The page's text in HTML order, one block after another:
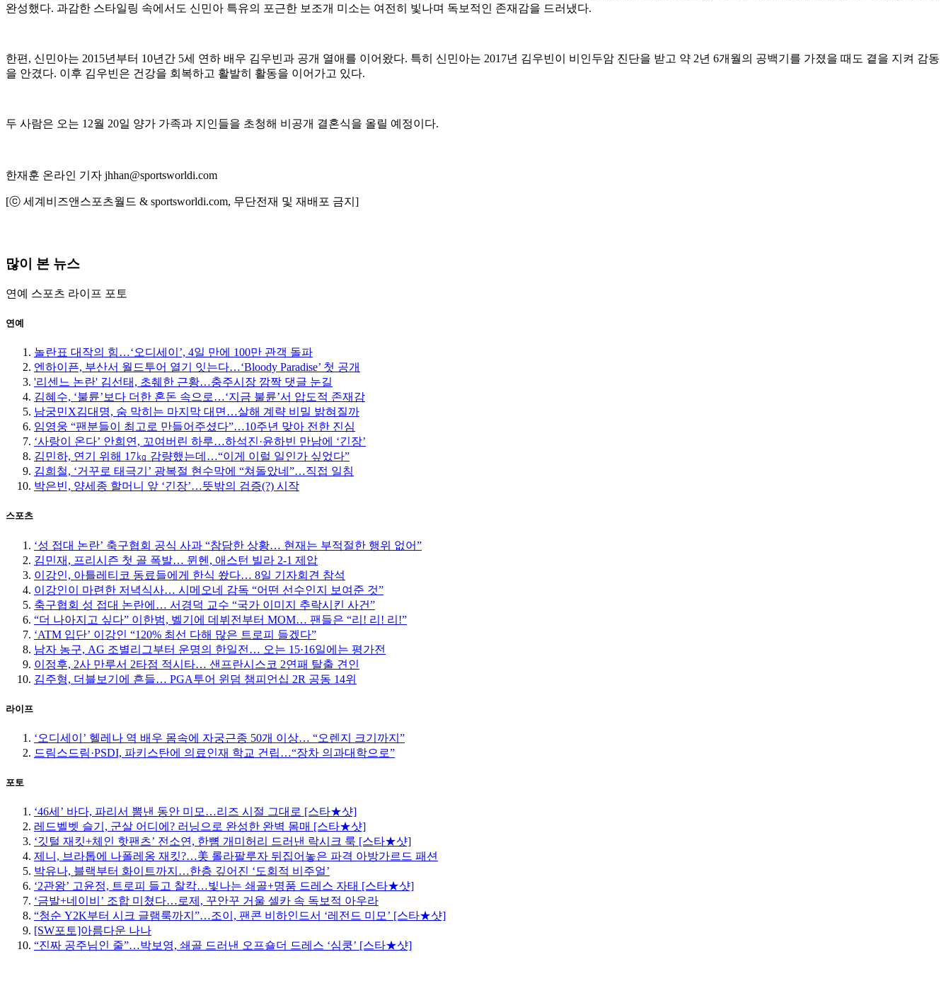
완성했다. 과감한 스타일링 속에서도 신민아 특유의 포근한 보조개 미소는 여전히 빛나며 독보적인 존재감을 드러냈다.
한편, 신민아는 2015년부터 10년간 5세 연하 배우 김우빈과 공개 열애를 이어왔다. 특히 신민아는 2017년 김우빈이 비인두암 진단을 받고 약 2년 6개월의 공백기를 가졌을 때도 곁을 지켜 감동
을 안겼다. 이후 김우빈은 건강을 회복하고 활발히 활동을 이어가고 있다.
두 사람은 오는 12월 20일 양가 가족과 지인들을 초청해 비공개 결혼식을 올릴 예정이다.
한재훈 온라인 기자 jhhan@sportsworldi.com
[ⓒ 세계비즈앤스포츠월드 & sportsworldi.com, 무단전재 및 재배포 금지]
많이 본 뉴스
연예 스포츠 라이프 포토
연예
놀란표 대작의 힘…‘오디세이’, 4일 만에 100만 관객 돌파
엔하이픈, 부산서 월드투어 열기 잇는다…‘Bloody Paradise’ 첫 공개
'리센느 논란' 김선태, 초췌한 근황…충주시장 깜짝 댓글 눈길
김혜수, ‘불륜’보다 더한 혼돈 속으로…‘지금 불륜’서 압도적 존재감
남궁민X김대명, 숨 막히는 마지막 대면…살해 계략 비밀 밝혀질까
임영웅 “팬분들이 최고로 만들어주셨다”…10주년 맞아 전한 진심
‘사랑이 온다’ 안희연, 꼬여버린 하루…하석진·윤하빈 만남에 ‘긴장’
김민하, 연기 위해 17㎏ 감량했는데…“이게 이럴 일인가 싶었다”
김희철, ‘거꾸로 태극기’ 광복절 현수막에 “쳐돌았네”…직접 일침
박은빈, 양세종 할머니 앞 ‘긴장’…뜻밖의 검증(?) 시작
스포츠
‘성 접대 논란’ 축구협회 공식 사과 “참담한 상황… 현재는 부적절한 행위 없어”
김민재, 프리시즌 첫 골 폭발… 뮌헨, 애스턴 빌라 2-1 제압
이강인, 아틀레티코 동료들에게 한식 쐈다… 8일 기자회견 참석
이강인이 마련한 저녁식사… 시메오네 감독 “어떤 선수인지 보여준 것”
축구협회 성 접대 논란에… 서경덕 교수 “국가 이미지 추락시킨 사건”
“더 나아지고 싶다” 이한범, 벨기에 데뷔전부터 MOM… 팬들은 “리! 리! 리!”
‘ATM 입단’ 이강인 “120% 최선 다해 많은 트로피 들겠다”
남자 농구, AG 조별리그부터 운명의 한일전… 오는 15·16일에는 평가전
이정후, 2사 만루서 2타점 적시타… 샌프란시스코 2연패 탈출 견인
김주형, 더블보기에 흔들… PGA투어 윈덤 챔피언십 2R 공동 14위
라이프
‘오디세이’ 헬레나 역 배우 몸속에 자궁근종 50개 이상… “오렌지 크기까지”
드림스드림·PSDI, 파키스탄에 의료인재 학교 건립…“장차 의과대학으로”
포토
‘46세’ 바다, 파리서 뽐낸 동안 미모…리즈 시절 그대로 [스타★샷]
레드벨벳 슬기, 군살 어디에? 러닝으로 완성한 완벽 몸매 [스타★샷]
‘깃털 재킷+체인 핫팬츠’ 전소연, 한뼘 개미허리 드러낸 락시크 룩 [스타★샷]
제니, 브라톱에 나폴레옹 재킷?…美 롤라팔루자 뒤집어놓은 파격 아방가르드 패션
박유나, 블랙부터 화이트까지…한층 깊어진 ‘도회적 비주얼’
‘2관왕’ 고윤정, 트로피 들고 찰칵…빛나는 쇄골+명품 드레스 자태 [스타★샷]
‘금발+네이비’ 조합 미쳤다…로제, 꾸안꾸 거울 셀카 속 독보적 아우라
“청순 Y2K부터 시크 글램룩까지”…조이, 팬콘 비하인드서 ‘레전드 미모’ [스타★샷]
[SW포토]아름다운 나나
“진짜 공주님인 줄”…박보영, 쇄골 드러낸 오프숄더 드레스 ‘심쿵’ [스타★샷]